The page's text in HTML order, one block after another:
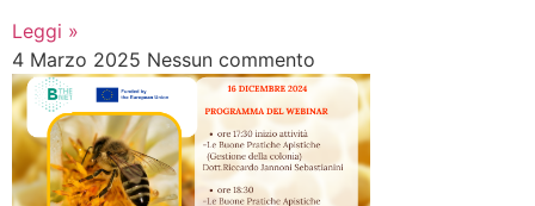
Leggi »
4 Marzo 2025 Nessun commento